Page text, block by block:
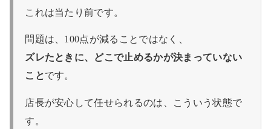
これは当たり前です。
問題は、100点が減ることではなく、
ズレたときに、どこで止めるかが決まっていない
ことです。
店長が安心して任せられるのは、こういう状態で
す。